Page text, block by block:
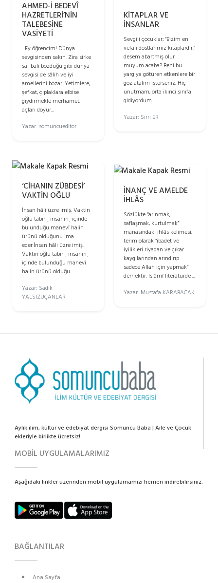
AHMED-İ BEDEVÎ
HAZRETLERİ’NİN
TALEBESİNE
VASİYETİ
Ey öğrencim! Dünya
sevgisinden sakın. Zira sirke
saf balı bozduğu gibi dünya
sevgisi de sâlih ve iyi
amellerini bozar. Yetimlere,
şefkat, çıplaklara elbise
giydirmekle merhamet,
açları doyur...
Yazar: somuncueditor
KİTAPLAR VE
İNSANLAR
Sevgili çocuklar; “Bizim en
vefalı dostlarımız kitaplardır.”
desem abartmış olur
muyum acaba? Beni bu
yargıya götüren etkenlere bir
göz atalım isterseniz. Hiç
unutmam; orta ikinci sınıfa
gidiyordum....
Yazar: Sırrı ER
‘CİHANIN ZÜBDESİ’
VAKTİN OĞLU
İnsan hâli üzre imiş. Vaktin
oğlu tabiri¸ insanın¸ içinde
bulunduğu manevî halin
ürünü olduğunu ima
eder.İnsan hâli üzre imiş.
Vaktin oğlu tabiri¸ insanın¸
içinde bulunduğu manevî
halin ürünü olduğu...
Yazar: Sadık
YALSIZUÇANLAR
İNANÇ VE AMELDE
İHLÂS
Sözlükte “arınmak,
saflaşmak, kurtulmak”
manasındaki ihlâs kelimesi,
terim olarak “ibadet ve
iyilikleri riyadan ve çıkar
kaygılarından arındırıp
sadece Allah için yapmak”
demektir. İslâmî literatürde ...
Yazar: Mustafa KARABACAK
Aylık ilim, kültür ve edebiyat dergisi Somuncu Baba | Aile ve Çocuk
ekleriyle birlikte ücretsiz!
MOBİL UYGULAMALARIMIZ
Aşağıdaki linkler üzerinden mobil uygulamamızı hemen indirebilirsiniz.
BAĞLANTILAR
Ana Sayfa